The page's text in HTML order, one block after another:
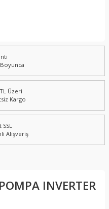
Boyunca
Üzeri
Kargo
SSL
Alışveriş
INVERTER